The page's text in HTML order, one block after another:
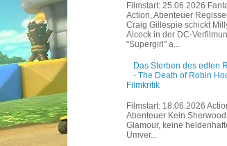
Filmstart: 25.06.2026
Action, Abenteuer
Craig Gillespie schickt
Alcock in der DC-
"Supergirl" a...
Das Sterben des edlen
- The Death of Robin
Filmkritik
Filmstart: 18.06.2026
Abenteuer Kein
Glamour, keine
Umver...